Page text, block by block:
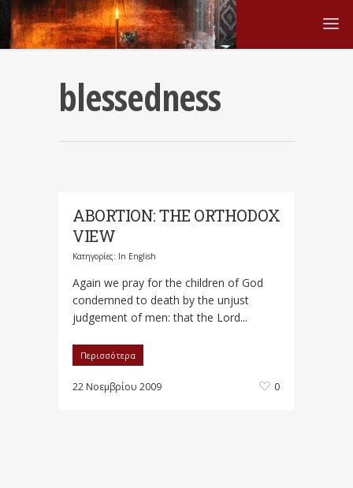
blessedness
ABORTION: THE ORTHODOX
VIEW
Κατηγορίες: In English
Again we pray for the children of God
condemned to death by the unjust
judgement of men: that the Lord...
Περισσότερα
22 Νοεμβρίου 2009 0